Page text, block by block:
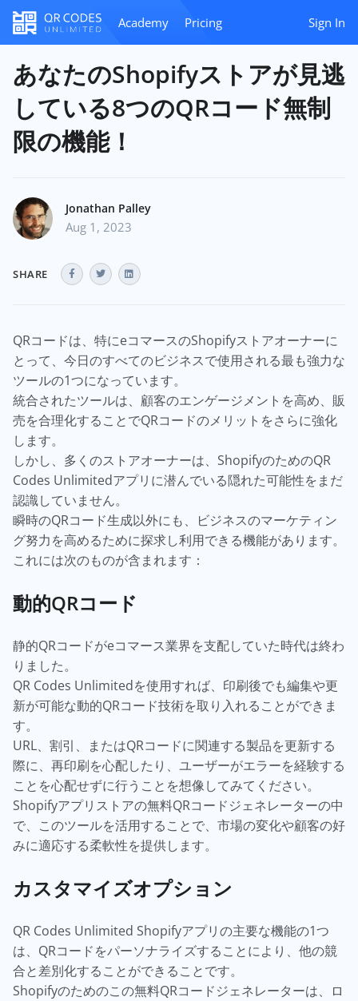
Academy Pricing Sign In
あなたのShopifyストアが見逃
している8つのQRコード無制
限の機能！
Jonathan Palley
Aug 1, 2023
SHARE
QRコードは、特にeコマースのShopifyストアオーナーに
とって、今日のすべてのビジネスで使用される最も強力な
ツールの1つになっています。
統合されたツールは、顧客のエンゲージメントを高め、販
売を合理化することでQRコードのメリットをさらに強化
します。
しかし、多くのストアオーナーは、ShopifyのためのQR
Codes Unlimitedアプリに潜んでいる隠れた可能性をまだ
認識していません。
瞬時のQRコード生成以外にも、ビジネスのマーケティン
グ努力を高めるために探求し利用できる機能があります。
これには次のものが含まれます：
動的QRコード
静的QRコードがeコマース業界を支配していた時代は終わ
りました。
QR Codes Unlimitedを使用すれば、印刷後でも編集や更
新が可能な動的QRコード技術を取り入れることができま
す。
URL、割引、またはQRコードに関連する製品を更新する
際に、再印刷を心配したり、ユーザーがエラーを経験する
ことを心配せずに行うことを想像してみてください。
Shopifyアプリストアの無料QRコードジェネレーターの中
で、このツールを活用することで、市場の変化や顧客の好
みに適応する柔軟性を提供します。
カスタマイズオプション
QR Codes Unlimited Shopifyアプリの主要な機能の1つ
は、QRコードをパーソナライズすることにより、他の競
合と差別化することができることです。
Shopifyのためのこの無料QRコードジェネレーターは、ロ